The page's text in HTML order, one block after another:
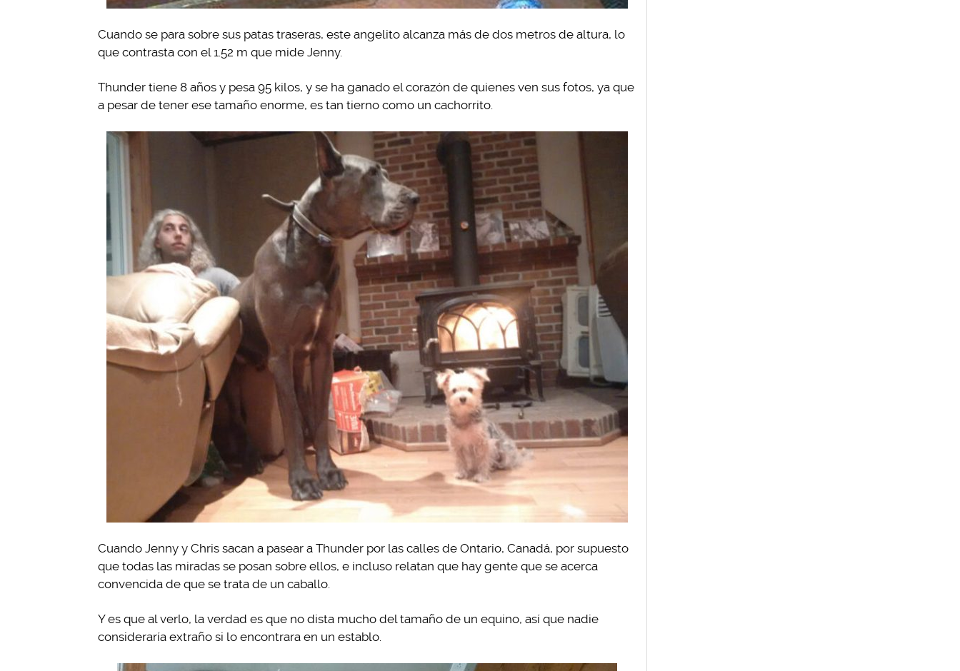
Cuando se para sobre sus patas traseras, este angelito alcanza más de dos metros de altura, lo
que contrasta con el 1.52 m que mide Jenny.
Thunder tiene 8 años y pesa 95 kilos, y se ha ganado el corazón de quienes ven sus fotos, ya que
a pesar de tener ese tamaño enorme, es tan tierno como un cachorrito.
Cuando Jenny y Chris sacan a pasear a Thunder por las calles de Ontario, Canadá, por supuesto
que todas las miradas se posan sobre ellos, e incluso relatan que hay gente que se acerca
convencida de que se trata de un caballo.
Y es que al verlo, la verdad es que no dista mucho del tamaño de un equino, así que nadie
consideraría extraño si lo encontrara en un establo.